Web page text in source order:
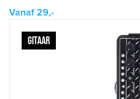
Vanaf 29,-
GITAAR